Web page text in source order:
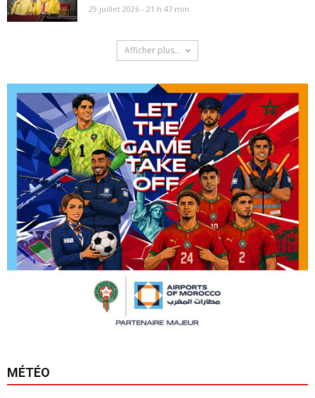
29 juillet 2026 - 21 h 47 min
Afficher plus...
MÉTÉO